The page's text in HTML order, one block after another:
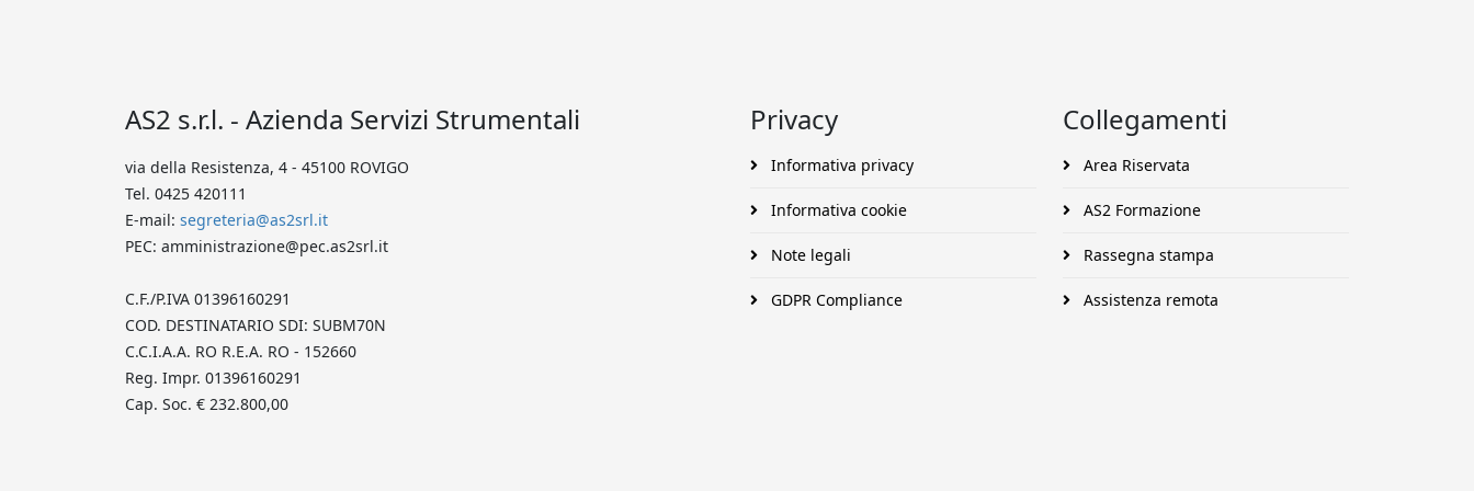
AS2 s.r.l. - Azienda Servizi Strumentali
via della Resistenza, 4 - 45100 ROVIGO
Tel. 0425 420111
E-mail: segreteria@as2srl.it
PEC: amministrazione@pec.as2srl.it
C.F./P.IVA 01396160291
COD. DESTINATARIO SDI: SUBM70N
C.C.I.A.A. RO R.E.A. RO - 152660
Reg. Impr. 01396160291
Cap. Soc. € 232.800,00
Privacy
Informativa privacy
Informativa cookie
Note legali
GDPR Compliance
Collegamenti
Area Riservata
AS2 Formazione
Rassegna stampa
Assistenza remota